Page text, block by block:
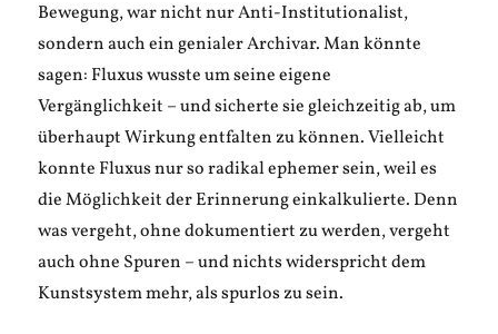
Bewegung, war nicht nur Anti-Institutionalist,
sondern auch ein genialer Archivar. Man könnte
sagen: Fluxus wusste um seine eigene
Vergänglichkeit – und sicherte sie gleichzeitig ab, um
überhaupt Wirkung entfalten zu können. Vielleicht
konnte Fluxus nur so radikal ephemer sein, weil es
die Möglichkeit der Erinnerung einkalkulierte. Denn
was vergeht, ohne dokumentiert zu werden, vergeht
auch ohne Spuren – und nichts widerspricht dem
Kunstsystem mehr, als spurlos zu sein.